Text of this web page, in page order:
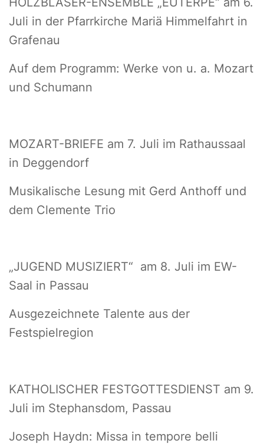
Juli in der Pfarrkirche Mariä Himmelfahrt in
Grafenau
Auf dem Programm: Werke von u. a. Mozart
und Schumann
MOZART-BRIEFE am 7. Juli im Rathaussaal
in Deggendorf
Musikalische Lesung mit Gerd Anthoff und
dem Clemente Trio
„JUGEND MUSIZIERT“ am 8. Juli im EW-
Saal in Passau
Ausgezeichnete Talente aus der
Festspielregion
KATHOLISCHER FESTGOTTESDIENST am 9.
Juli im Stephansdom, Passau
Joseph Haydn: Missa in tempore belli